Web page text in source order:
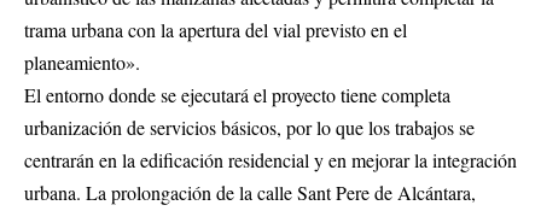
trama urbana con la apertura del vial previsto en el
planeamiento».
El entorno donde se ejecutará el proyecto tiene completa
urbanización de servicios básicos, por lo que los trabajos se
centrarán en la edificación residencial y en mejorar la integración
urbana. La prolongación de la calle Sant Pere de Alcántara,